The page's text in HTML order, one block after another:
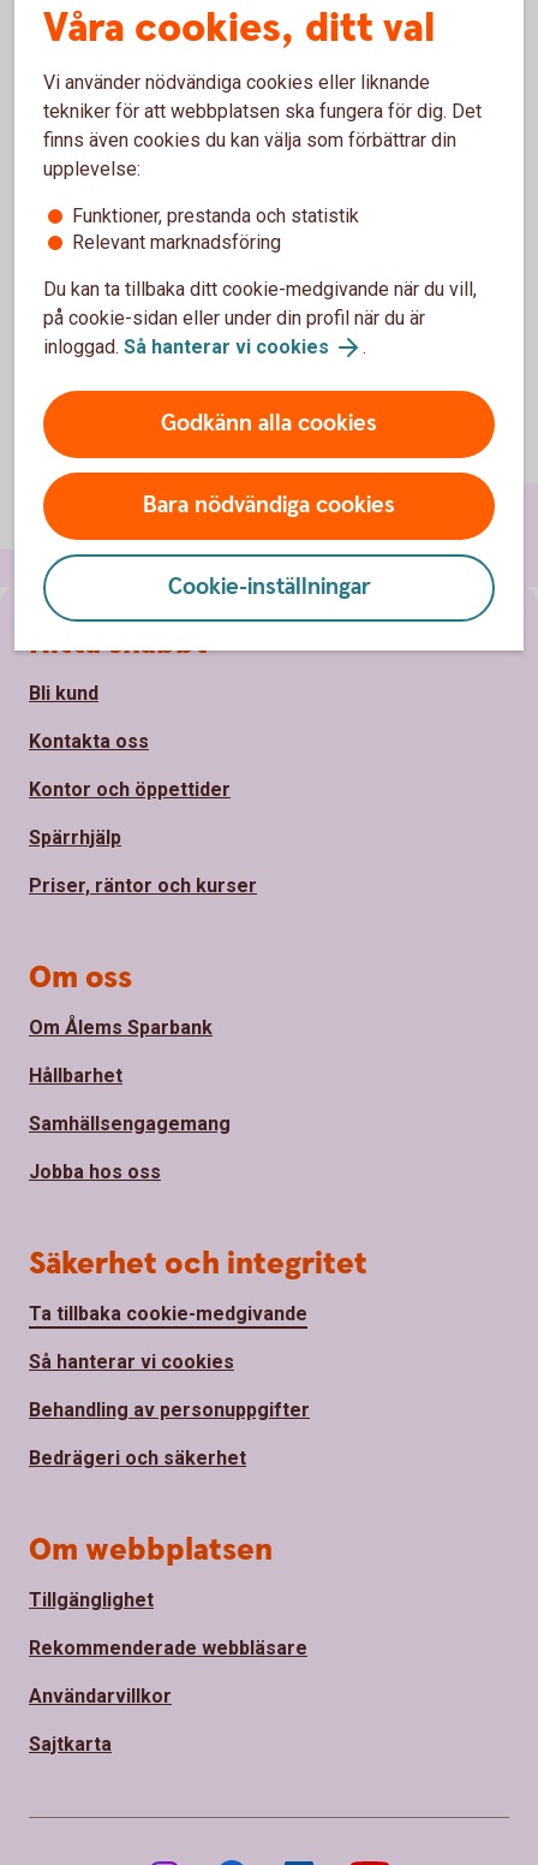
Särskilda villkor Företagstjänster med
mera
Gäller från 19 maj 2025
(Uppdaterat 14 november 2025: E-fakturatjänst. Sid 10)
Våra cookies, ditt val
Vi använder nödvändiga cookies eller liknande
tekniker för att webbplatsen ska fungera för dig. Det
finns även cookies du kan välja som förbättrar din
upplevelse:
Funktioner, prestanda och statistik
Relevant marknadsföring
Du kan ta tillbaka ditt cookie-medgivande när du vill,
på cookie-sidan eller under din profil när du är
inloggad. Så hanterar vi cookies .
Godkänn alla cookies
Bara nödvändiga cookies
Cookie-inställningar
Sidfot
Hitta snabbt
Bli kund
Kontakta oss
Kontor och öppettider
Spärrhjälp
Priser, räntor och kurser
Om oss
Om Ålems Sparbank
Hållbarhet
Samhällsengagemang
Jobba hos oss
Säkerhet och integritet
Ta tillbaka cookie-medgivande
Så hanterar vi cookies
Behandling av personuppgifter
Bedrägeri och säkerhet
Om webbplatsen
Tillgänglighet
Rekommenderade webbläsare
Användarvillkor
Sajtkarta